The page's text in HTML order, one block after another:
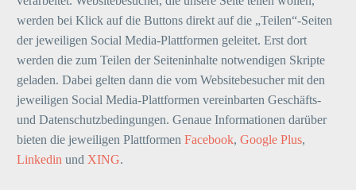
werden bei Klick auf die Buttons direkt auf die „Teilen“-Seiten
der jeweiligen Social Media-Plattformen geleitet. Erst dort
werden die zum Teilen der Seiteninhalte notwendigen Skripte
geladen. Dabei gelten dann die vom Websitebesucher mit den
jeweiligen Social Media-Plattformen vereinbarten Geschäfts-
und Datenschutzbedingungen. Genaue Informationen darüber
bieten die jeweiligen Plattformen Facebook, Google Plus,
Linkedin und XING.